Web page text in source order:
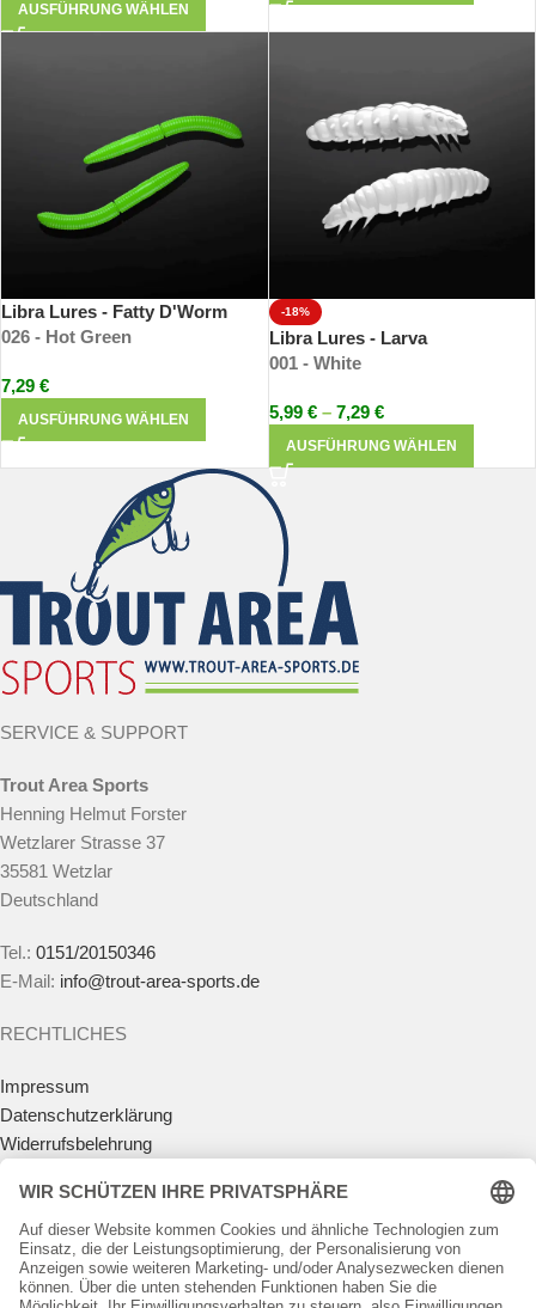
AUSFÜHRUNG WÄHLEN
Libra Lures - Fatty D'Worm
026 - Hot Green
7,29 €
AUSFÜHRUNG WÄHLEN
-18%
Libra Lures - Larva
001 - White
5,99 €– 7,29 €
AUSFÜHRUNG WÄHLEN
SERVICE & SUPPORT
Trout Area Sports
Henning Helmut Forster
Wetzlarer Strasse 37
35581 Wetzlar
Deutschland
Tel.: 0151/20150346
E-Mail: info@trout-area-sports.de
RECHTLICHES
Impressum
Datenschutzerklärung
Widerrufsbelehrung
Allgemeine Geschäftsbedingungen
Zahlungsmöglichkeiten
Versandkosten
Batteriegesetz